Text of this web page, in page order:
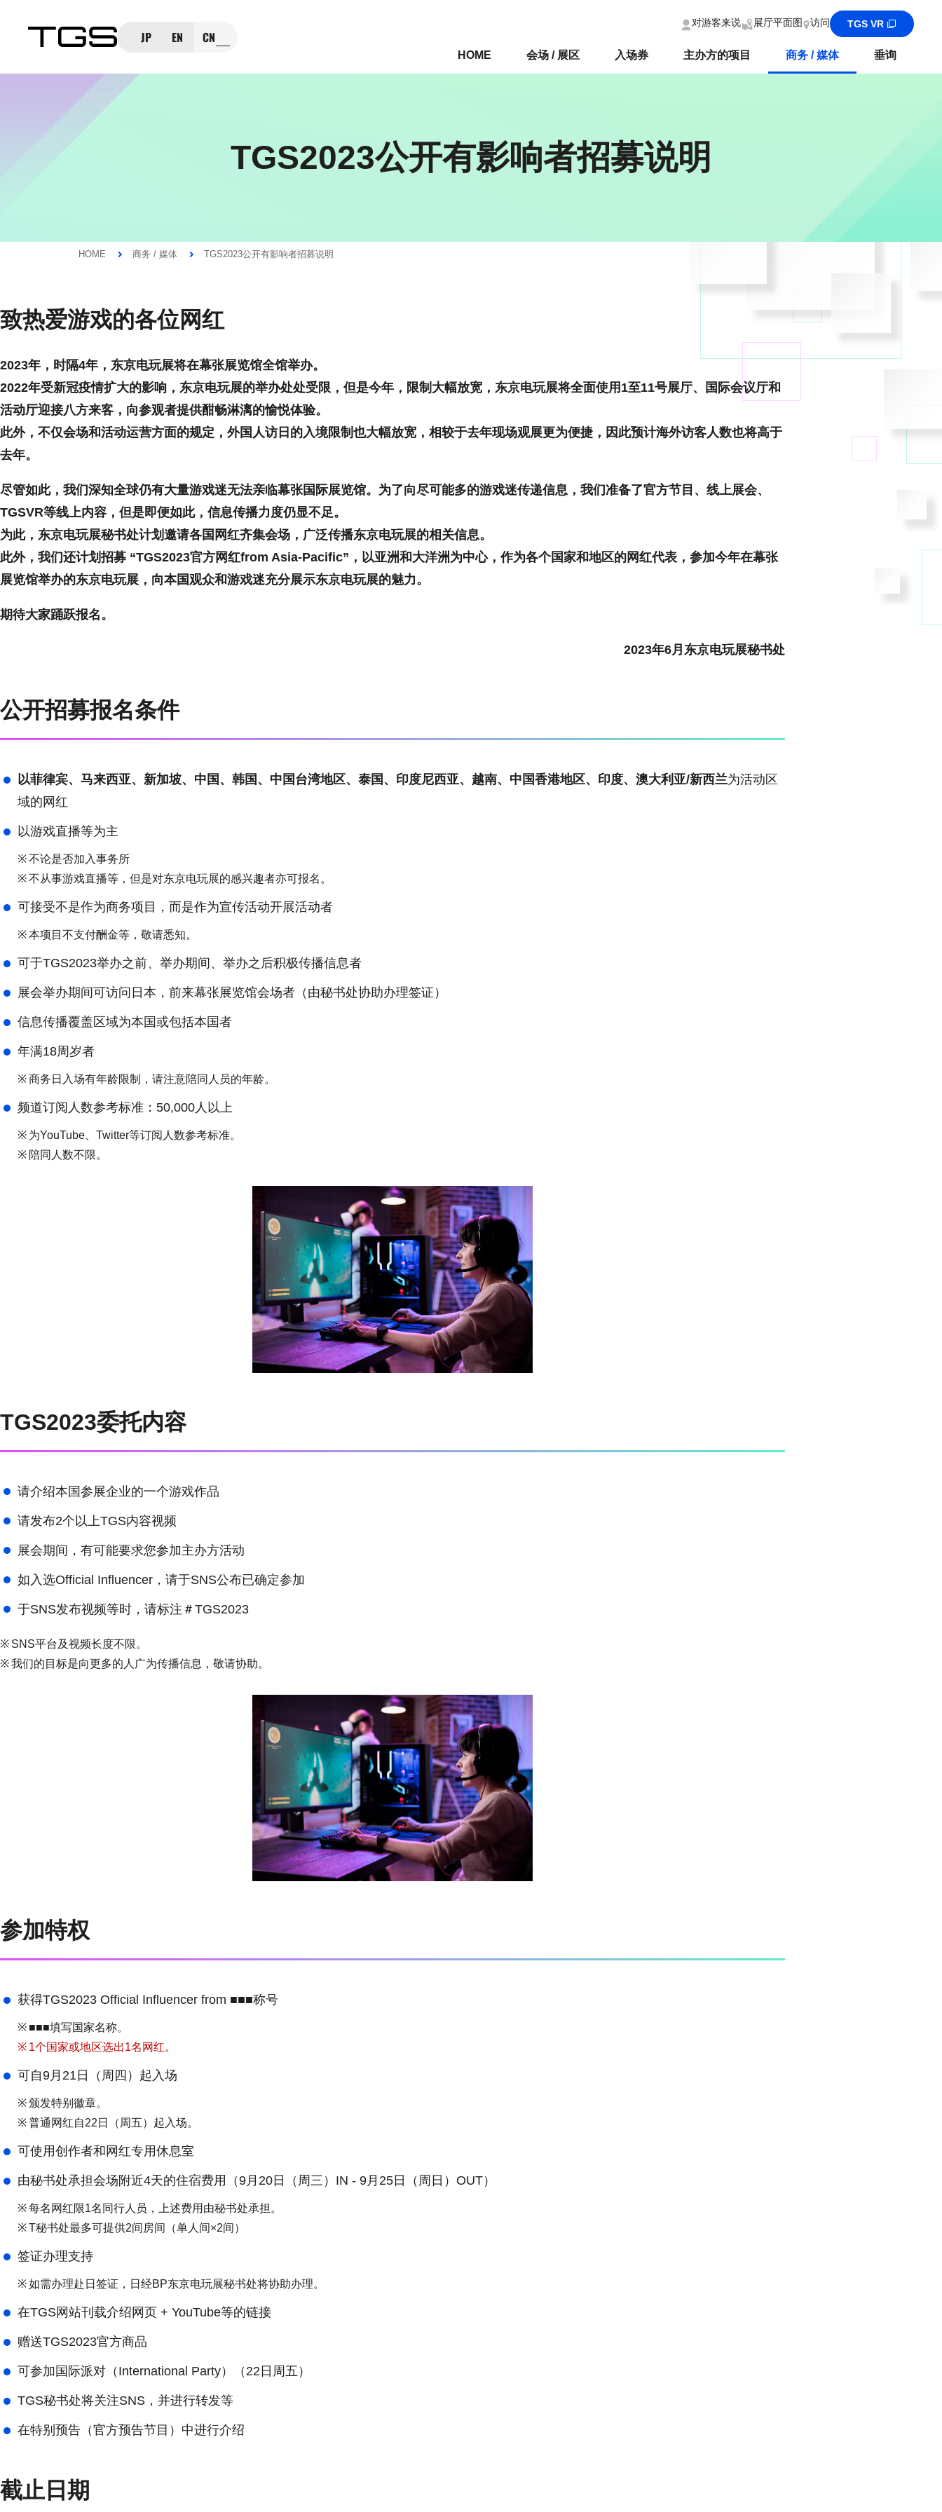
JP EN CN
对游客来说 展厅平面图 访问 TGS VR
HOME 会场 / 展区 入场券 主办方的项目 商务 / 媒体 垂询
TGS2023公开有影响者招募说明
HOME 商务 / 媒体 TGS2023公开有影响者招募说明
致热爱游戏的各位网红
2023年，时隔4年，东京电玩展将在幕张展览馆全馆举办。
2022年受新冠疫情扩大的影响，东京电玩展的举办处处受限，但是今年，限制大幅放宽，东京电玩展将全面使用1至11号展厅、国际会议厅和
活动厅迎接八方来客，向参观者提供酣畅淋漓的愉悦体验。
此外，不仅会场和活动运营方面的规定，外国人访日的入境限制也大幅放宽，相较于去年现场观展更为便捷，因此预计海外访客人数也将高于
去年。
尽管如此，我们深知全球仍有大量游戏迷无法亲临幕张国际展览馆。为了向尽可能多的游戏迷传递信息，我们准备了官方节目、线上展会、
TGSVR等线上内容，但是即便如此，信息传播力度仍显不足。
为此，东京电玩展秘书处计划邀请各国网红齐集会场，广泛传播东京电玩展的相关信息。
此外，我们还计划招募 “TGS2023官方网红from Asia-Pacific”，以亚洲和大洋洲为中心，作为各个国家和地区的网红代表，参加今年在幕张
展览馆举办的东京电玩展，向本国观众和游戏迷充分展示东京电玩展的魅力。
期待大家踊跃报名。
2023年6月东京电玩展秘书处
公开招募报名条件
以菲律宾、马来西亚、新加坡、中国、韩国、中国台湾地区、泰国、印度尼西亚、越南、中国香港地区、印度、澳大利亚/新西兰为活动区
域的网红
以游戏直播等为主
※不论是否加入事务所
※不从事游戏直播等，但是对东京电玩展的感兴趣者亦可报名。
可接受不是作为商务项目，而是作为宣传活动开展活动者
※本项目不支付酬金等，敬请悉知。
可于TGS2023举办之前、举办期间、举办之后积极传播信息者
展会举办期间可访问日本，前来幕张展览馆会场者（由秘书处协助办理签证）
信息传播覆盖区域为本国或包括本国者
年满18周岁者
※商务日入场有年龄限制，请注意陪同人员的年龄。
频道订阅人数参考标准：50,000人以上
※ 为YouTube、Twitter等订阅人数参考标准。
※ 陪同人数不限。
TGS2023委托内容
请介绍本国参展企业的一个游戏作品
请发布2个以上TGS内容视频
展会期间，有可能要求您参加主办方活动
如入选Official Influencer，请于SNS公布已确定参加
于SNS发布视频等时，请标注 ＃TGS2023
※ SNS平台及视频长度不限。
※我们的目标是向更多的人广为传播信息，敬请协助。
参加特权
获得TGS2023 Official Influencer from ■■■称号
※ ■■■填写国家名称。
※ 1个国家或地区选出1名网红。
可自9月21日（周四）起入场
※颁发特别徽章。
※普通网红自22日（周五）起入场。
可使用创作者和网红专用休息室
由秘书处承担会场附近4天的住宿费用（9月20日（周三）IN - 9月25日（周日）OUT）
※每名网红限1名同行人员，上述费用由秘书处承担。
※T秘书处最多可提供2间房间（单人间×2间）
签证办理支持
※如需办理赴日签证，日经BP东京电玩展秘书处将协助办理。
在TGS网站刊载介绍网页 + YouTube等的链接
赠送TGS2023官方商品
可参加国际派对（International Party）（22日周五）
TGS秘书处将关注SNS，并进行转发等
在特别预告（官方预告节目）中进行介绍
截止日期